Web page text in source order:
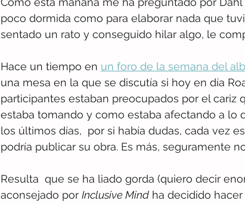
poco dormida como para elaborar nada que
sentado un rato y conseguido hilar algo, le
Hace un tiempo en un foro de la semana del
una mesa en la que se discutía si hoy en día
participantes estaban preocupados por el cariz
estaba tomando y como estaba afectando a lo
los últimos días,  por si había dudas, cada vez
podría publicar su obra. Es más, seguramente
Resulta  que se ha liado gorda (quiero decir
aconsejado por Inclusive Mind ha decidido